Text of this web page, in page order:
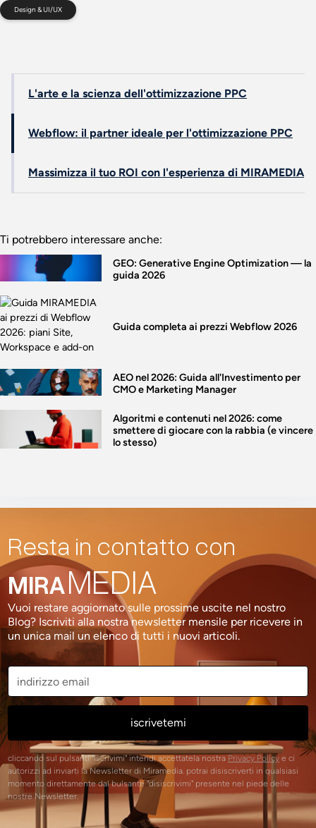
Design & UI/UX
L'arte e la scienza dell'ottimizzazione PPC
Webflow: il partner ideale per l'ottimizzazione PPC
Massimizza il tuo ROI con l'esperienza di MIRAMEDIA
Ti potrebbero interessare anche:
GEO: Generative Engine Optimization — la
guida 2026
Guida completa ai prezzi Webflow 2026
AEO nel 2026: Guida all'Investimento per
CMO e Marketing Manager
Algoritmi e contenuti nel 2026: come
smettere di giocare con la rabbia (e vincere
lo stesso)
Resta in contatto con
MIRAMEDIA
Vuoi restare aggiornato sulle prossime uscite nel nostro
Blog? Iscriviti alla nostra newsletter mensile per ricevere in
un unica mail un elenco di tutti i nuovi articoli.
cliccando sul pulsanti "iscrivimi" intendi accettatela nostra Privacy Policy e ci
autorizzi ad inviarti la Newsletter di Miramedia. potrai disiscriverti in qualsiasi
momento direttamente dal bulsante "disiscrivimi" presente nel piede delle
nostre Newsletter.